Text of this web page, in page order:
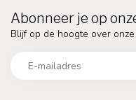
Abonneer je op
Blijf op de hoogte over